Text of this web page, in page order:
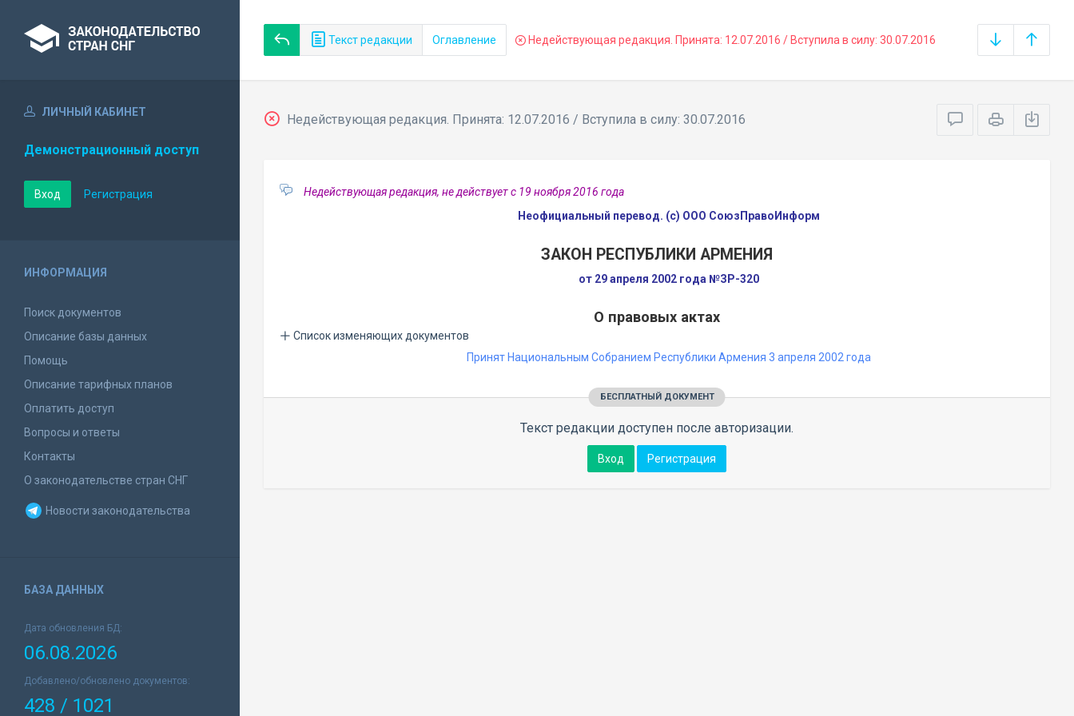
Текст редакции Оглавление Недействующая редакция. Принята: 12.07.2016 / Вступила в силу: 30.07.2016
ЛИЧНЫЙ КАБИНЕТ
Демонстрационный доступ
Вход Регистрация
ИНФОРМАЦИЯ
Поиск документов
Описание базы данных
Помощь
Описание тарифных планов
Оплатить доступ
Вопросы и ответы
Контакты
О законодательстве стран СНГ
Новости законодательства
БАЗА ДАННЫХ
Дата обновления БД:
06.08.2026
Добавлено/обновлено документов:
428 / 1021
Недействующая редакция. Принята: 12.07.2016 / Вступила в силу: 30.07.2016
Недействующая редакция, не действует с 19 ноября 2016 года
Неофициальный перевод. (с) ООО СоюзПравоИнформ
ЗАКОН РЕСПУБЛИКИ АРМЕНИЯ
от 29 апреля 2002 года №ЗР-320
О правовых актах
Список изменяющих документов
Принят Национальным Собранием Республики Армения 3 апреля 2002 года
БЕСПЛАТНЫЙ ДОКУМЕНТ
Текст редакции доступен после авторизации.
Вход Регистрация